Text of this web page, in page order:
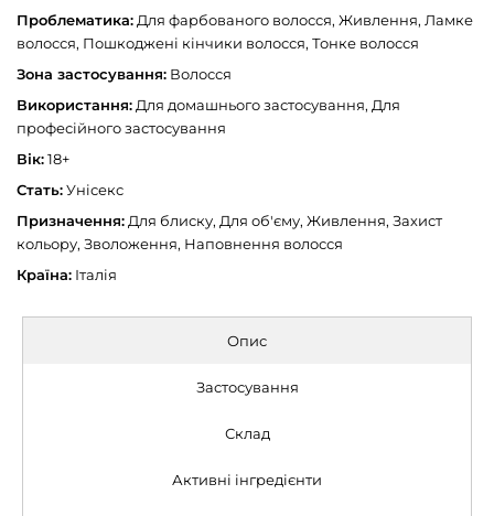
Проблематика: Для фарбованого волосся, Живлення, Ламке
волосся, Пошкоджені кінчики волосся, Тонке волосся
Зона застосування: Волосся
Використання: Для домашнього застосування, Для
професійного застосування
Вік:18+
Стать:Унісекс
Призначення: Для блиску, Для об'єму, Живлення, Захист
кольору, Зволоження, Наповнення волосся
Країна: Італія
Опис
Застосування
Склад
Активні інгредієнти